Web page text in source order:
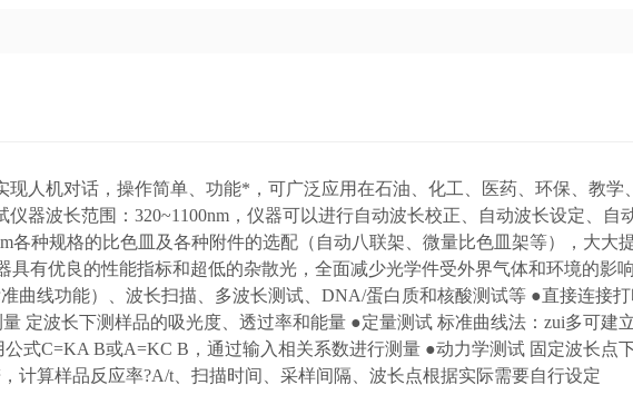
现人机对话，操作简单、功能*，可广泛应用在石油、化工、医药、环保、教学
器波长范围：320~1100nm，仪器可以进行自动波长校正、自动波长设定、自
各种规格的比色皿及各种附件的选配（自动八联架、微量比色皿架等），大大
具有优良的性能指标和超低的杂散光，全面减少光学件受外界气体和环境的影
曲线功能）、波长扫描、多波长测试、DNA/蛋白质和核酸测试等 ●直接连接
定波长下测样品的吸光度、透过率和能量 ●定量测试 标准曲线法：zui多可建
式C=KA B或A=KC B，通过输入相关系数进行测量 ●动力学测试 固定波长点
计算样品反应率?A/t、扫描时间、采样间隔、波长点根据实际需要自行设定